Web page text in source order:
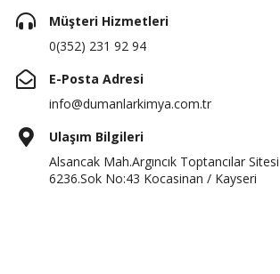
Müşteri Hizmetleri
0(352) 231 92 94
E-Posta Adresi
info@dumanlarkimya.com.tr
Ulaşım Bilgileri
Alsancak Mah.Argıncık Toptancılar Sitesi
6236.Sok No:43 Kocasinan / Kayseri